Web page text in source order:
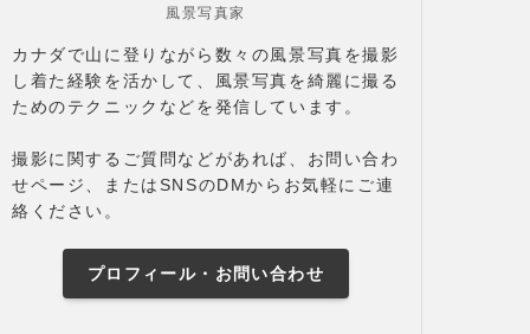
風景写真家
カナダで山に登りながら数々の風景写真を撮影
し着た経験を活かして、風景写真を綺麗に撮る
ためのテクニックなどを発信しています。
撮影に関するご質問などがあれば、お問い合わ
せページ、またはSNSのDMからお気軽にご連
絡ください。
プロフィール・お問い合わせ